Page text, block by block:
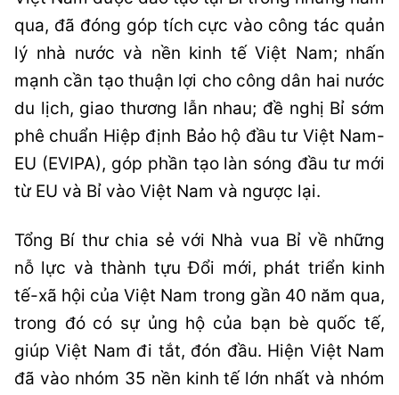
qua, đã đóng góp tích cực vào công tác quản
lý nhà nước và nền kinh tế Việt Nam; nhấn
mạnh cần tạo thuận lợi cho công dân hai nước
du lịch, giao thương lẫn nhau; đề nghị Bỉ sớm
phê chuẩn Hiệp định Bảo hộ đầu tư Việt Nam-
EU (EVIPA), góp phần tạo làn sóng đầu tư mới
từ EU và Bỉ vào Việt Nam và ngược lại.
Tổng Bí thư chia sẻ với Nhà vua Bỉ về những
nỗ lực và thành tựu Đổi mới, phát triển kinh
tế-xã hội của Việt Nam trong gần 40 năm qua,
trong đó có sự ủng hộ của bạn bè quốc tế,
giúp Việt Nam đi tắt, đón đầu. Hiện Việt Nam
đã vào nhóm 35 nền kinh tế lớn nhất và nhóm